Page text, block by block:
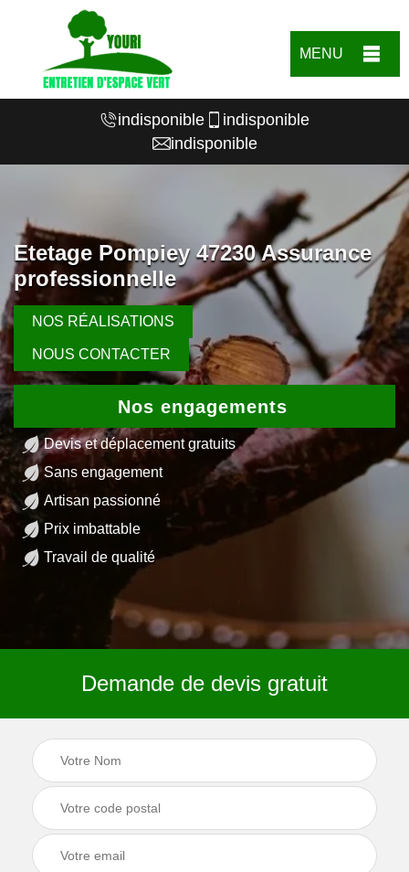
MENU
indisponible
indisponible
indisponible
Etetage Pompiey 47230 Assurance
professionnelle
NOS RÉALISATIONS
NOUS CONTACTER
Nos engagements
Devis et déplacement gratuits
Sans engagement
Artisan passionné
Prix imbattable
Travail de qualité
Demande de devis gratuit